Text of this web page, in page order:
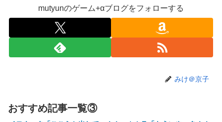
ロロの演劇のせいで2人も無駄死ににwwww
【画像】石川佳純さん(31)の体、エッッッッッッッッッッッ
ッッッッッッ！
【速報】熊本イオンモール、爆発の原因は『これ』の可能性
くって終わるｗｗｗｗｗｗｗ
mutyunのゲーム+αブログをフォローする
みけ＠京子
おすすめ記事一覧③